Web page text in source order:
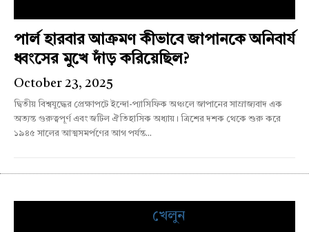
পার্ল হারবার আক্রমণ কীভাবে জাপানকে অনিবার্য
ধ্বংসের মুখে দাঁড় করিয়েছিল?
October 23, 2025
দ্বিতীয় বিশ্বযুদ্ধের প্রেক্ষাপটে ইন্দো-প্যাসিফিক অঞ্চলে জাপানের সাম্রাজ্যবাদ এক
অত্যন্ত গুরুত্বপূর্ণ এবং জটিল ঐতিহাসিক অধ্যায়। ত্রিশের দশক থেকে শুরু করে
১৯৪৫ সালের আত্মসমর্পণের আগ পর্যন্ত...
খেলুন